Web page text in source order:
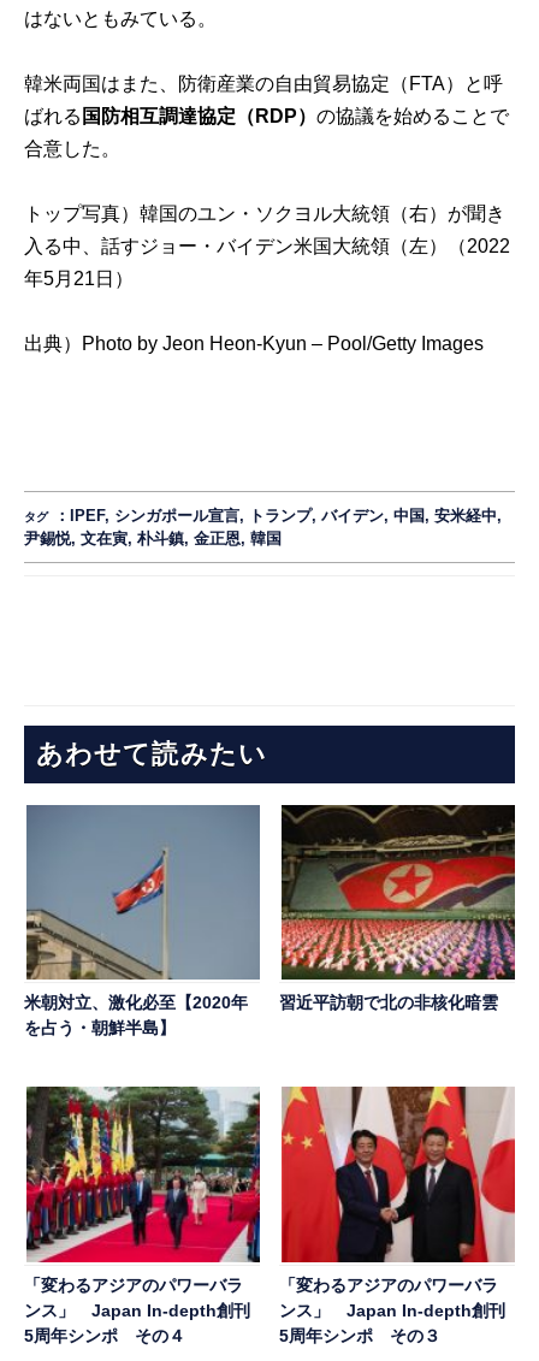
はないともみている。
韓米両国はまた、防衛産業の自由貿易協定（FTA）と呼
ばれる 国防相互調達協定（RDP）の協議を始めることで
合意した。
トップ写真）韓国のユン・ソクヨル大統領（右）が聞き
入る中、話すジョー・バイデン米国大統領（左）（2022
年5月21日）
出典） Photo by Jeon Heon-Kyun – Pool/Getty Images
タグ ：IPEF, シンガポール宣言, トランプ,バイデン,中国,安米経中,
尹錫悦,文在寅,朴斗鎮,金正恩,韓国
あわせて読みたい
米朝対立、激化必至【2020年
を占う・朝鮮半島】
習近平訪朝で北の非核化暗雲
「変わるアジアのパワーバラ
ンス」 Japan In-depth創刊
5周年シンポ その４
「変わるアジアのパワーバラ
ンス」 Japan In-depth創刊
5周年シンポ その３